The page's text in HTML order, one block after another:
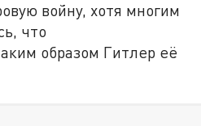
войну, хотя многим
что
образом Гитлер её